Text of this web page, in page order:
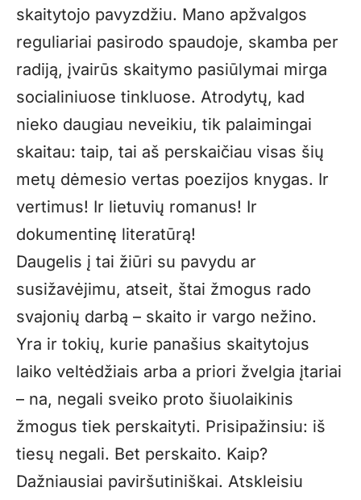
skaitytojo pavyzdžiu. Mano apžvalgos
reguliariai pasirodo spaudoje, skamba per
radiją, įvairūs skaitymo pasiūlymai mirga
socialiniuose tinkluose. Atrodytų, kad
nieko daugiau neveikiu, tik palaimingai
skaitau: taip, tai aš perskaičiau visas šių
metų dėmesio vertas poezijos knygas. Ir
vertimus! Ir lietuvių romanus! Ir
dokumentinę literatūrą!
Daugelis į tai žiūri su pavydu ar
susižavėjimu, atseit, štai žmogus rado
svajonių darbą – skaito ir vargo nežino.
Yra ir tokių, kurie panašius skaitytojus
laiko veltėdžiais arba a priori žvelgia įtariai
– na, negali sveiko proto šiuolaikinis
žmogus tiek perskaityti. Prisipažinsiu: iš
tiesų negali. Bet perskaito. Kaip?
Dažniausiai paviršutiniškai. Atskleisiu